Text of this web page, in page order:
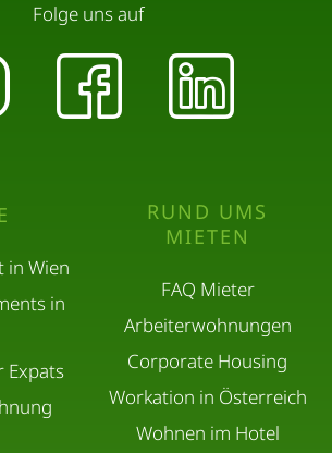
in Wien
in
Expats
RUND UMS
MIETEN
FAQ Mieter
Arbeiterwohnungen
Corporate Housing
Workation in Österreich
Wohnen im Hotel
Folge uns auf